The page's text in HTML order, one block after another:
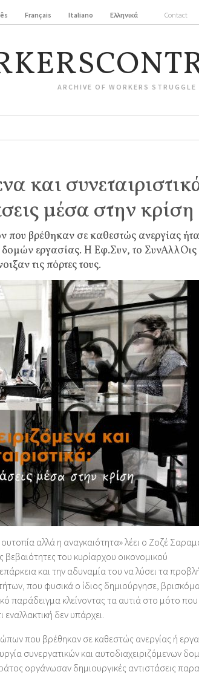
Français Italiano Ελληνικά Contact
ARCHIVE OF WORKERS STRUGGLE
και
μέσα στην κρίση
βρέθηκαν σε καθεστώς ανεργίας
δομών εργασίας. Η Εφ.Συν, το ΣυνΑλλΟις
τις πόρτες τους.
αλλά η αναγκαιότητα» λέει ο Ζοζέ
βεβαιότητες του κυρίαρχου οικονομικού
και την αδυναμία του να λύσει τα
που φυσικά ο ίδιος δημιούργησε,
παράδειγμα κλείνοντας τα αυτιά στο μότο που
δεν υπάρχει.
που βρέθηκαν σε καθεστώς ανεργίας ή
συνεργατικών και αυτοδιαχειριζόμενων
οργάνωσαν δημιουργικές αντιστάσεις